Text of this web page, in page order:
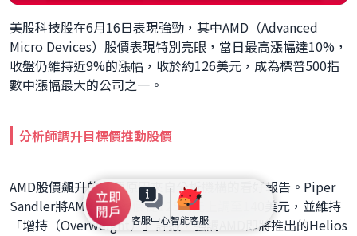
客服中心智能客服
美股科技股在6月16日表現強勁，其中AMD（Advanced
Micro Devices）股價表現特別亮眼，當日最高漲幅達10%，
收盤仍維持近9%的漲幅，收於約126美元，成為標普500指
數中漲幅最大的公司之一。
分析師調升目標價推動股價
AMD股價飆升的主要原因來自分析機構的看好報告。Piper
Sandler將AMD的目標價從125美元上調至140美元，並維持
「增持（Overweight）」評級，強調AMD即將推出的Helios